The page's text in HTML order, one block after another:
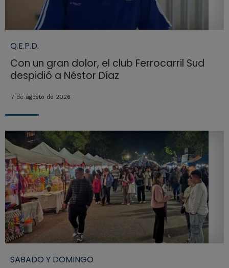
Q.E.P.D.
Con un gran dolor, el club Ferrocarril Sud
despidió a Néstor Díaz
7 de agosto de 2026
SABADO Y DOMINGO